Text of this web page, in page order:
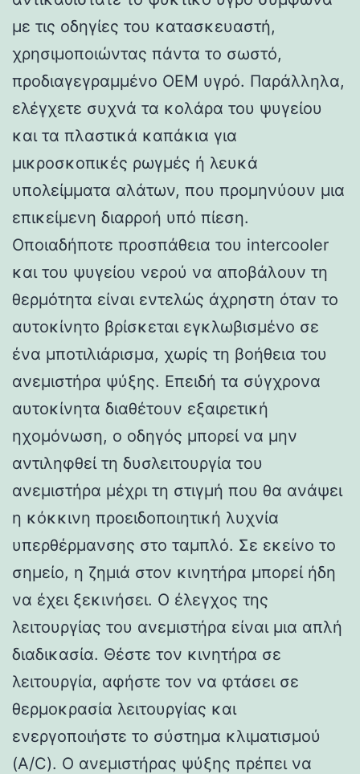
με τις οδηγίες του κατασκευαστή,
χρησιμοποιώντας πάντα το σωστό,
προδιαγεγραμμένο OEM υγρό. Παράλληλα,
ελέγχετε συχνά τα κολάρα του ψυγείου
και τα πλαστικά καπάκια για
μικροσκοπικές ρωγμές ή λευκά
υπολείμματα αλάτων, που προμηνύουν μια
επικείμενη διαρροή υπό πίεση.
Οποιαδήποτε προσπάθεια του intercooler
και του ψυγείου νερού να αποβάλουν τη
θερμότητα είναι εντελώς άχρηστη όταν το
αυτοκίνητο βρίσκεται εγκλωβισμένο σε
ένα μποτιλιάρισμα, χωρίς τη βοήθεια του
ανεμιστήρα ψύξης. Επειδή τα σύγχρονα
αυτοκίνητα διαθέτουν εξαιρετική
ηχομόνωση, ο οδηγός μπορεί να μην
αντιληφθεί τη δυσλειτουργία του
ανεμιστήρα μέχρι τη στιγμή που θα ανάψει
η κόκκινη προειδοποιητική λυχνία
υπερθέρμανσης στο ταμπλό. Σε εκείνο το
σημείο, η ζημιά στον κινητήρα μπορεί ήδη
να έχει ξεκινήσει. Ο έλεγχος της
λειτουργίας του ανεμιστήρα είναι μια απλή
διαδικασία. Θέστε τον κινητήρα σε
λειτουργία, αφήστε τον να φτάσει σε
θερμοκρασία λειτουργίας και
ενεργοποιήστε το σύστημα κλιματισμού
(A/C). Ο ανεμιστήρας ψύξης πρέπει να